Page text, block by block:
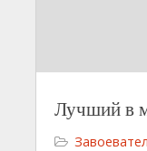
Лучший в